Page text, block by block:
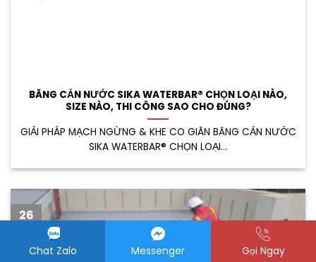
BĂNG CẢN NƯỚC SIKA WATERBAR® CHỌN LOẠI NÀO,
SIZE NÀO, THI CÔNG SAO CHO ĐÚNG?
GIẢI PHÁP MẠCH NGỪNG & KHE CO GIÃN BĂNG CẢN NƯỚC
SIKA WATERBAR® CHỌN LOẠI...
26
Chat Zalo Messenger Gọi Ngay